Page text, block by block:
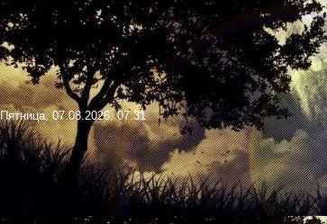
Пятница, 07.08.2026, 07:31